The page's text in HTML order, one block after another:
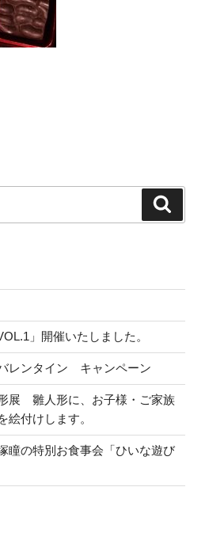
」開催いたしました。
レンタイン キャンペーン
展 雛人形に、お子様・ご家族
絵付けします。
の特別お食事会「ひいな遊び